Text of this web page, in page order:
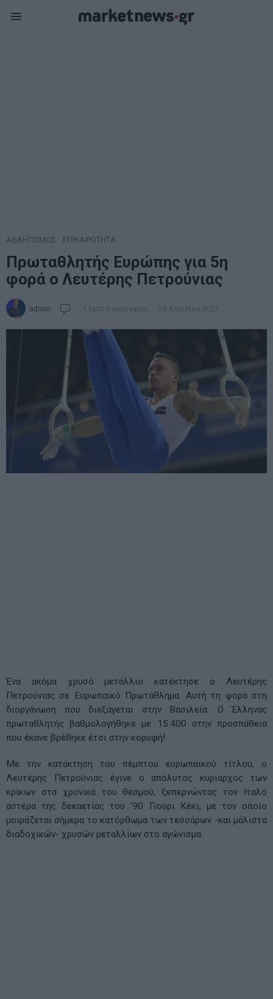
ΑΘΛΗΤΙΣΜΟΣ ΕΠΙΚΑΙΡΟΤΗΤΑ
Πρωταθλητής Ευρώπης για 5η
φορά ο Λευτέρης Πετρούνιας
admin 1 λεπτό ανάγνωση 24 Απριλίου 2021
Ένα ακόμα χρυσό μετάλλιο κατέκτησε ο Λευτέρης
Πετρούνιας σε Ευρωπαϊκό Πρωτάθλημα. Αυτή τη φορά στη
διοργάνωση που διεξάγεται στην Βασιλεία. Ο Έλληνας
πρωταθλητής βαθμολογήθηκε με 15.400 στην προσπάθεια
που έκανε βρέθηκε έτσι στην κορυφή!
Με την κατάκτηση του πέμπτου ευρωπαϊκού τίτλου, ο
Λευτέρης Πετρούνιας έγινε ο απόλυτος κυρίαρχος των
κρίκων στα χρονικά του θεσμού, ξεπερνώντας τον Ιταλό
αστέρα της δεκαετίας του ’90 Γιούρι Κέκι, με τον οποίο
μοιράζεται σήμερα το κατόρθωμα των τεσσάρων -και μάλιστα
διαδοχικών- χρυσών μεταλλίων στο αγώνισμα.